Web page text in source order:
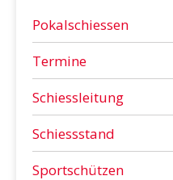
Pokalschiessen
Termine
Schiessleitung
Schiessstand
Sportschützen